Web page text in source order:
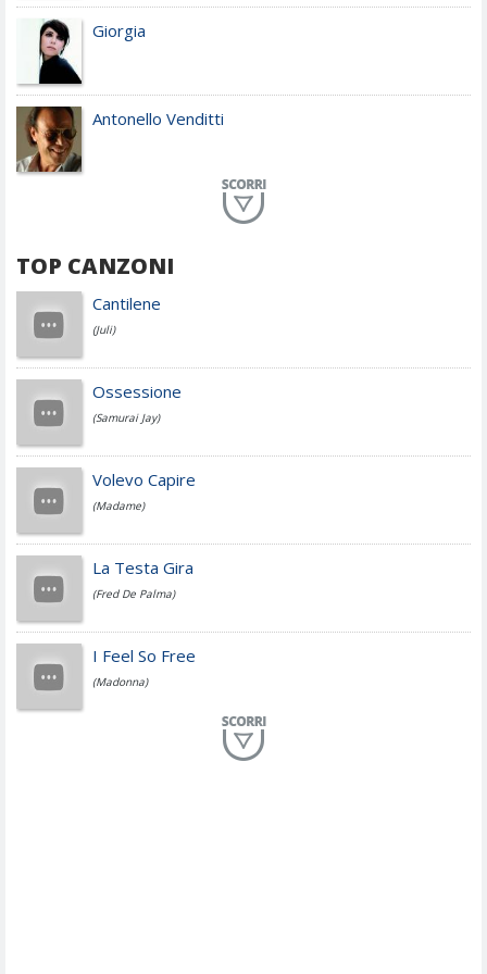
Giorgia
Antonello Venditti
Achille Lauro
Cesare Cremonini
Jovanotti
Fedez
Simone Cristicchi
TOP CANZONI
Cantilene
(Juli)
Ossessione
(Samurai Jay)
Volevo Capire
(Madame)
La Testa Gira
(Fred De Palma)
I Feel So Free
(Madonna)